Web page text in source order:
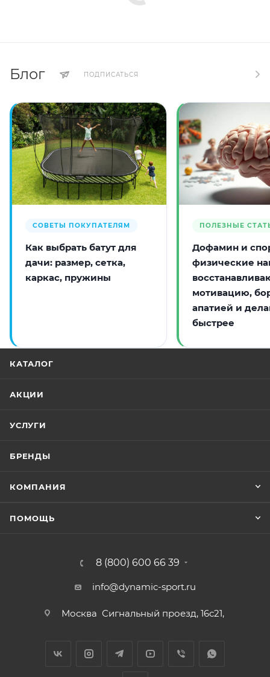
Блог ПОДПИСАТЬСЯ
СОВЕТЫ ПОКУПАТЕЛЯМ
Как выбрать батут для
дачи: размер, сетка,
каркас, пружины
ПОЛЕЗНЫЕ
Дофамин и
физические
мотивацию,
апатией и
быстрее
КАТАЛОГ
АКЦИИ
УСЛУГИ
БРЕНДЫ
КОМПАНИЯ
ПОМОЩЬ
8 (800) 600 66 39
info@dynamic-sport.ru
Москва Сигнальный проезд, 16с21,